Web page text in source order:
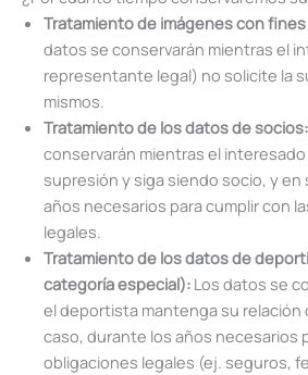
Tratamiento de imágenes con
datos se conservarán mientras el
representante legal) no solicite la
mismos.
Tratamiento de los datos de socios:
conservarán mientras el
supresión y siga siendo socio, y en
años necesarios para cumplir con
legales.
Tratamiento de los datos de
categoría especial): Los datos se
el deportista mantenga su relación
caso, durante los años necesarios
obligaciones legales (ej. seguros,